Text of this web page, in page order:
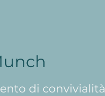
di convivialità